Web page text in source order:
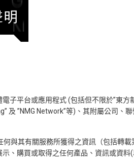
子平台或應用程式 (包括但不限於”東方
及 ”NMG Network”等)、其附屬公司
與其有關服務所獲得之資訊（包括轉
、購買或取得之任何產品、資訊或資